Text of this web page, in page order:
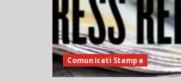
Comunicati Stampa